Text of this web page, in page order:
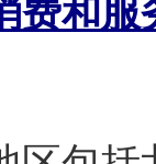
费和